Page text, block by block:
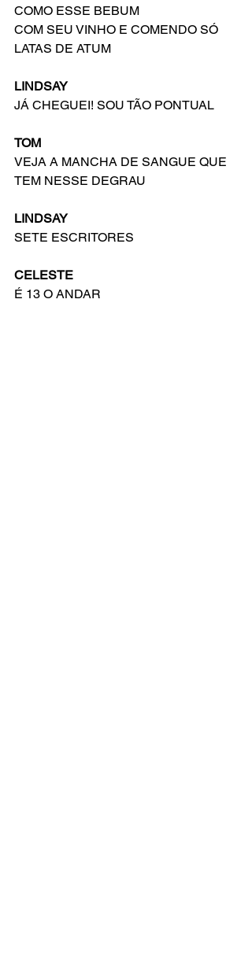
COMO ESSE BEBUM
COM SEU VINHO E COMENDO SÓ
LATAS DE ATUM
LINDSAY
JÁ CHEGUEI! SOU TÃO PONTUAL
TOM
VEJA A MANCHA DE SANGUE QUE
TEM NESSE DEGRAU
LINDSAY
SETE ESCRITORES
CELESTE
É 13 O ANDAR